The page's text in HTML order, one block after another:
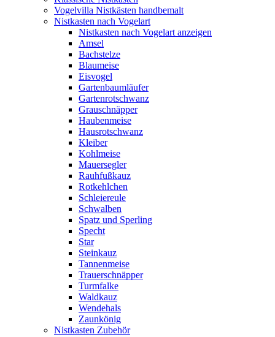
Vogelvilla Nistkästen handbemalt
Nistkasten nach Vogelart
Nistkasten nach Vogelart anzeigen
Amsel
Bachstelze
Blaumeise
Eisvogel
Gartenbaumläufer
Gartenrotschwanz
Grauschnäpper
Haubenmeise
Hausrotschwanz
Kleiber
Kohlmeise
Mauersegler
Rauhfußkauz
Rotkehlchen
Schleiereule
Schwalben
Spatz und Sperling
Specht
Star
Steinkauz
Tannenmeise
Trauerschnäpper
Turmfalke
Waldkauz
Wendehals
Zaunkönig
Nistkasten Zubehör